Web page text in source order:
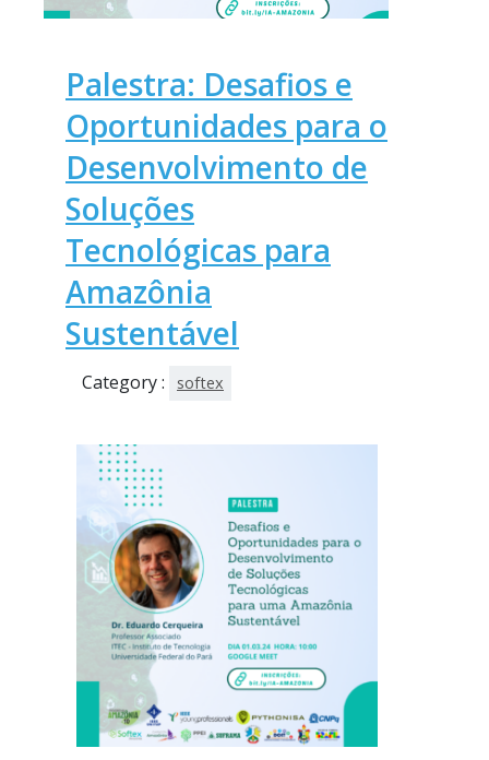
Palestra: Desafios e
Oportunidades para o
Desenvolvimento de
Soluções
Tecnológicas para
Amazônia
Sustentável
Category : softex